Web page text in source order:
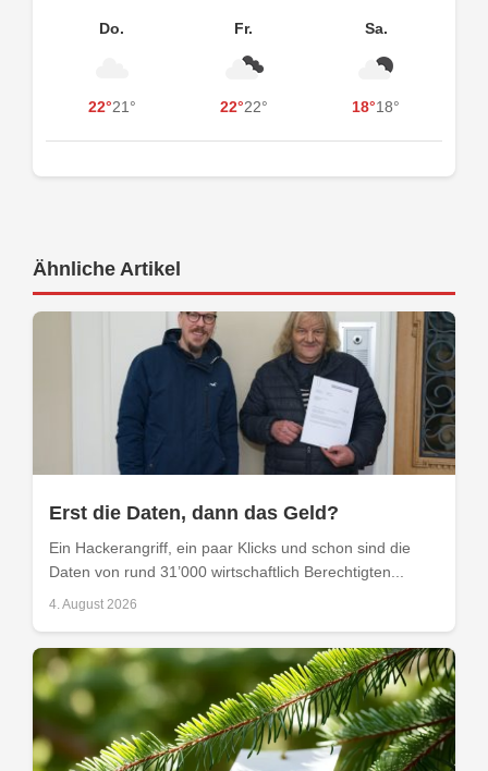
Do.
22°21°
Fr.
22°22°
Sa.
18°18°
Ähnliche Artikel
Erst die Daten, dann das Geld?
Ein Hackerangriff, ein paar Klicks und schon sind die
Daten von rund 31’000 wirtschaftlich Berechtigten...
4. August 2026